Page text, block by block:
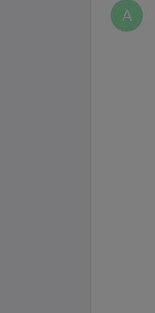
A